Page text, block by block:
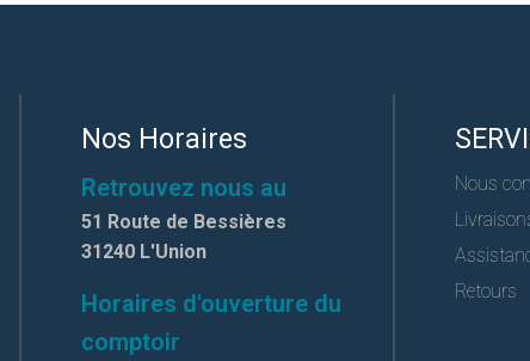
Nos Horaires
Retrouvez nous au
51 Route de Bessières
31240 L'Union
Horaires d'ouverture du
comptoir
Nous
Retours